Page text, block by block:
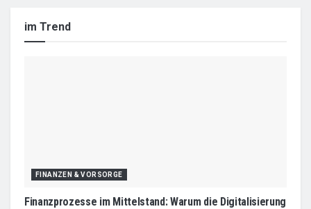
im Trend
FINANZEN & VORSORGE
Finanzprozesse im Mittelstand: Warum die Digitalisierung